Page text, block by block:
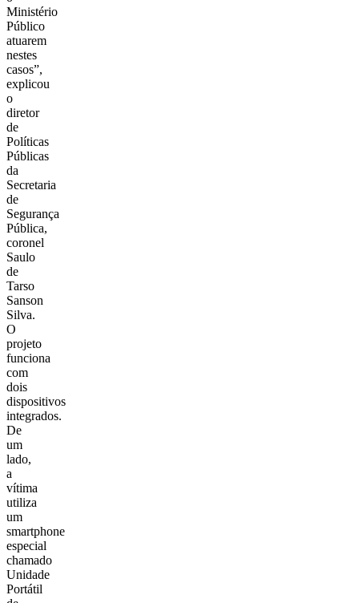
Ministério
Público
atuarem
nestes
casos”,
explicou
o
diretor
de
Políticas
Públicas
da
Secretaria
de
Segurança
Pública,
coronel
Saulo
de
Tarso
Sanson
Silva.
O
projeto
funciona
com
dois
dispositivos
integrados.
De
um
lado,
a
vítima
utiliza
um
smartphone
especial
chamado
Unidade
Portátil